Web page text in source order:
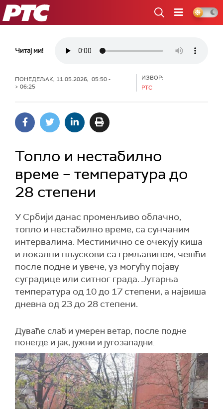
РТС
Читај ми!
ПОНЕДЕЉАК, 11.05.2026, 05:50 -
> 06:25
ИЗВОР:
РТС
Топло и нестабилно
време – температура до
28 степени
У Србији данас променљиво облачно,
топло и нестабилно време, са сунчаним
интервалима. Местимично се очекују киша
и локални пљускови са грмљавином, чешћи
после подне и увече, уз могућу појаву
суградице или ситног града. Јутарња
температура од 10 до 17 степени, а највиша
дневна од 23 до 28 степени.
Дуваће слаб и умерен ветар, после подне
понегде и јак, јужни и југозападни.